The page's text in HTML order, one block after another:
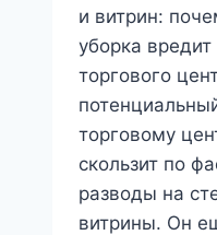
и витрин:
уборка
торгового
торговому
скользит по
разводы на
витрины. Он